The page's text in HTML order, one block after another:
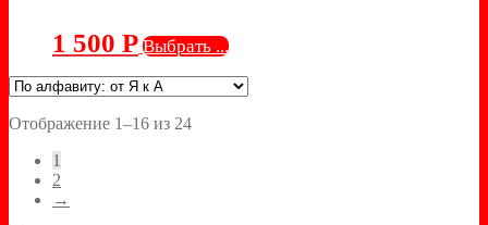
1 500 Р Выбрать ...
Отображение 1–16 из 24
1
2
→